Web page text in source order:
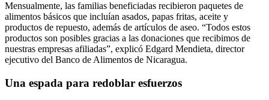
Mensualmente, las familias beneficiadas recibieron paquetes de
alimentos básicos que incluían asados, papas fritas, aceite y
productos de repuesto, además de artículos de aseo. “Todos estos
productos son posibles gracias a las donaciones que recibimos de
nuestras empresas afiliadas”, explicó Edgard Mendieta, director
ejecutivo del Banco de Alimentos de Nicaragua.
Una espada para redoblar esfuerzos